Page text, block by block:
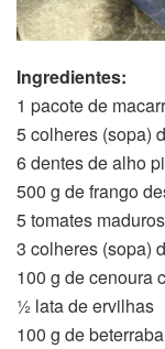
Ingredientes:
1 pacote de
5 colheres (sopa)
6 dentes de alho
500 g de frango
5 tomates
3 colheres (sopa)
100 g de cenoura
½ lata de ervilhas
100 g de